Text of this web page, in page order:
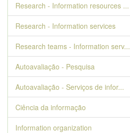
Research - Information resources ...
Research - Information services
Research teams - Information serv...
Autoavaliação - Pesquisa
Autoavaliação - Serviços de infor...
Ciência da informação
Information organization